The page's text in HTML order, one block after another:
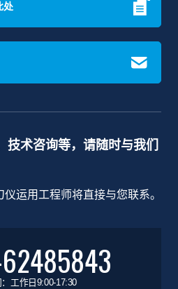
处
技术咨询等，请随时与我们
运用工程师将直接与您联系。
工作日9:00-17:30